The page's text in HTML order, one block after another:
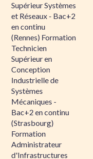
Supérieur Systèmes
et Réseaux - Bac+2
en continu
(Rennes) Formation
Technicien
Supérieur en
Conception
Industrielle de
Systèmes
Mécaniques -
Bac+2 en continu
(Strasbourg)
Formation
Administrateur
d'Infrastructures